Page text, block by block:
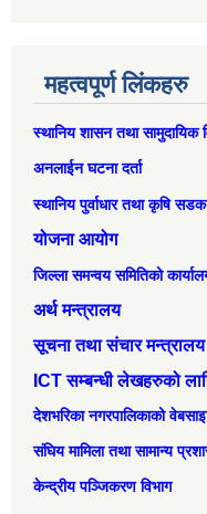
महत्वपूर्ण लिंकहरु
स्थानिय शासन तथा
अनलाईन घटना दर्ता
स्थानिय पुर्वाधार तथा कृषि सडक
योजना आयोग
जिल्ला समन्वय समितिको
अर्थ मन्त्रालय
सूचना तथा संचार मन्त्रालय
ICT सम्बन्धी लेखहरुको
देशभरिका नगरपालिकाको
संघिय मामिला तथा सामान्‍य
केन्द्रीय पञ्जिकरण विभाग